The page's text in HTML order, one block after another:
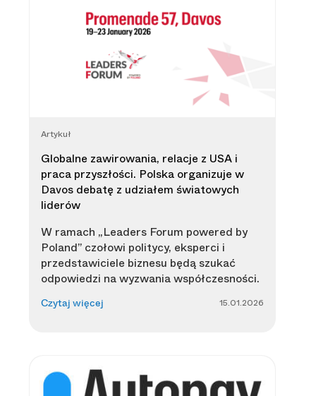
Artykuł
Globalne zawirowania, relacje z USA i
praca przyszłości. Polska organizuje w
Davos debatę z udziałem światowych
liderów
W ramach „Leaders Forum powered by
Poland” czołowi politycy, eksperci i
przedstawiciele biznesu będą szukać
odpowiedzi na wyzwania współczesności.
Czytaj więcej 15.01.2026